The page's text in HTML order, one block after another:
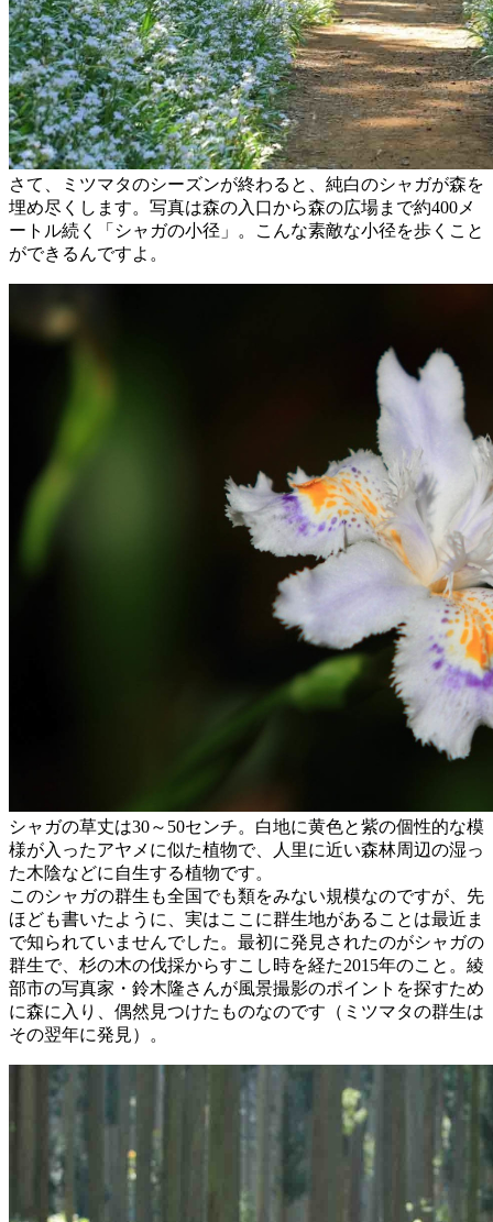
さて、ミツマタのシーズンが終わると、純白のシャガが森を
埋め尽くします。写真は森の入口から森の広場まで約400メ
ートル続く「シャガの小径」。こんな素敵な小径を歩くこと
ができるんですよ。
シャガの草丈は30～50センチ。白地に黄色と紫の個性的な模
様が入ったアヤメに似た植物で、人里に近い森林周辺の湿っ
た木陰などに自生する植物です。
このシャガの群生も全国でも類をみない規模なのですが、先
ほども書いたように、実はここに群生地があることは最近ま
で知られていませんでした。最初に発見されたのがシャガの
群生で、杉の木の伐採からすこし時を経た2015年のこと。綾
部市の写真家・鈴木隆さんが風景撮影のポイントを探すため
に森に入り、偶然見つけたものなのです（ミツマタの群生は
その翌年に発見）。